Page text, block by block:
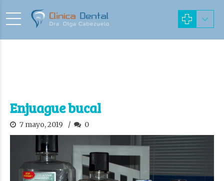
Enjuague bucal
7 mayo, 2019 0